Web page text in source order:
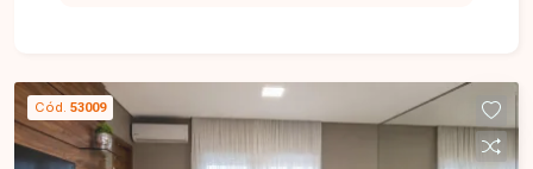
e ar-condicionado, além de 1 quarto com armário
e ar-condicionado, banheiro social, cozinha com
armários planejados, lavanderia, área de serviço
Cód. 53009